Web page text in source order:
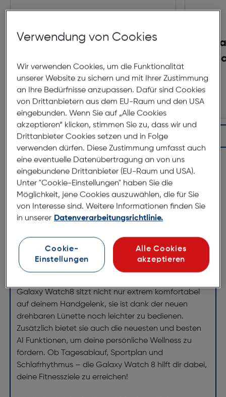
Samsung Band Athleisure
Preis nach Rabatts
€ 55,99
stattUrsprünglicher Preis
€ 79,99
In den Warenkorb
Produktbeschreibung
Samsung Galaxy Watch Ultra 2025
47mm Blue
Dein täglicher Navigator
Galaxy Watch8 sitzt nicht nur extrem komfortabel
auf deinem Handgelenk, sie ist dank der neuen
drehbaren Lünette noch leichter zu bedienen.
Zusätzlich bietet sie auch die neuesten und besten
AI Funktionen, um deine persönliche Wellness zu
fördern. Ob Tagesablauf, Sportplan und
Schlafrhythmus – die Galaxy Watch 8 hilft dir dabei,
deine Fitnessziele zu erreichen!
Verwendung von Cookies
Wir verwenden Cookies, um die Funktionalität
unserer Website zu sichern und mit Ihrer Zustimmung
an Ihre Bedürfnisse anzupassen. Dafür sind Cookies
von Drittanbietern aus dem EU-Raum und den USA
eingebunden. Wenn Sie auf „Alle Cookies
akzeptieren“ klicken, stimmen Sie zu, dass wir und
Drittanbieter Cookies setzen und in Folge
verwenden dürfen. Diese Zustimmung umfasst auch
eine eventuelle Datenübertragung an von uns
eingebundene Drittanbieter (EU-Raum und USA).
Unter "Cookie-Einstellungen" haben Sie die
Möglichkeit, jene Cookies auszuwählen, die für Sie
von Interesse sind. Weitere Informationen finden Sie
in unserer Datenverarbeitungsrichtlinie.
Cookie-
Einstellungen
Alle Cookies
akzeptieren